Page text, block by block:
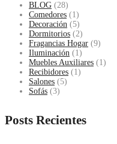
BLOG (28)
Comedores (1)
Decoración (5)
Dormitorios (2)
Fragancias Hogar (9)
Iluminación (1)
Muebles Auxiliares (1)
Recibidores (1)
Salones (5)
Sofás (3)
Posts Recientes